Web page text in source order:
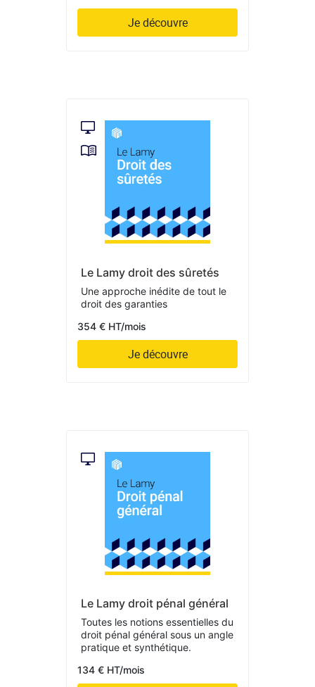
Je découvre
Le Lamy droit des sûretés
Une approche inédite de tout le
droit des garanties
354 € HT/mois
Je découvre
Le Lamy droit pénal général
Toutes les notions essentielles du
droit pénal général sous un angle
pratique et synthétique.
134 € HT/mois